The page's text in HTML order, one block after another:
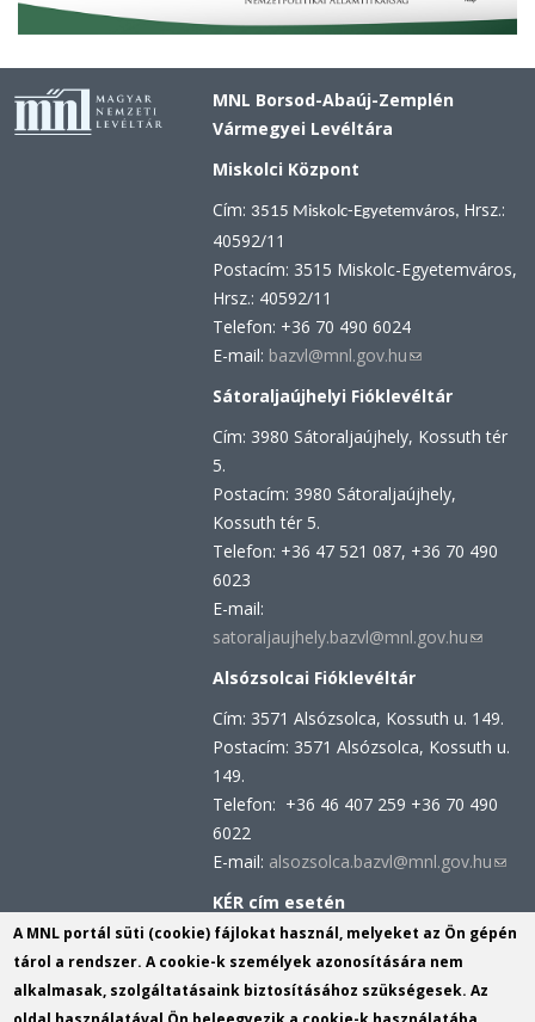
MNL Borsod-Abaúj-Zemplén
Vármegyei Levéltára
Miskolci Központ
Cím: 3515 Miskolc-Egyetemváros, Hrsz.:
40592/11
Postacím: 3515 Miskolc-Egyetemváros,
Hrsz.: 40592/11
Telefon: +36 70 490 6024
E-mail: bazvl@mnl.gov.hu(link
sends
mail)
Sátoraljaújhelyi Fióklevéltár
Cím: 3980 Sátoraljaújhely, Kossuth tér
5.
Postacím: 3980 Sátoraljaújhely,
Kossuth tér 5.
Telefon: +36 47 521 087, +36 70 490
6023
E-mail:
satoraljaujhely.bazvl@mnl.gov.hu(link
mail)
Alsózsolcai Fióklevéltár
Cím: 3571 Alsózsolca, Kossuth u. 149.
Postacím: 3571 Alsózsolca, Kossuth u.
149.
Telefon: +36 46 407 259 +36 70 490
6022
E-mail: alsozsolca.bazvl@mnl.gov.hu(link
e-
KÉR cím esetén
KRID azonosító: 113809158
KÉR azonosító: MNL BAZML
A MNL portál süti (cookie) fájlokat használ, melyeket az Ön gépén
tárol a rendszer. A cookie-k személyek azonosítására nem
alkalmasak, szolgáltatásaink biztosításához szükségesek. Az